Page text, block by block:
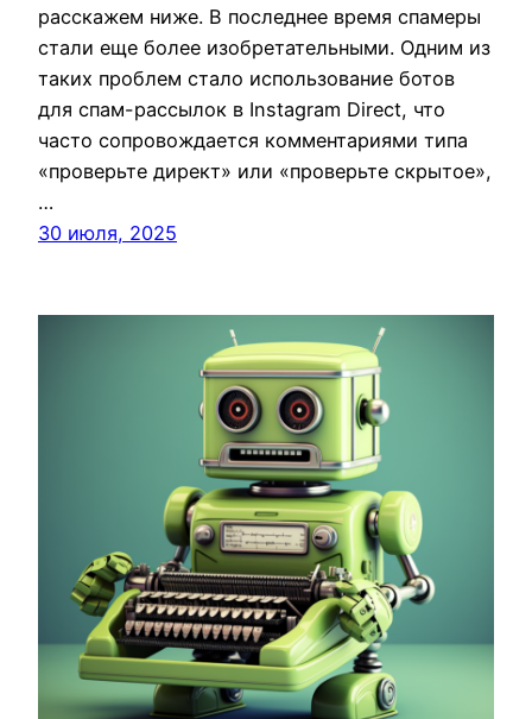
расскажем ниже. В последнее время спамеры
стали еще более изобретательными. Одним из
таких проблем стало использование ботов
для спам-рассылок в Instagram Direct, что
часто сопровождается комментариями типа
«проверьте директ» или «проверьте скрытое»,
…
30 июля, 2025